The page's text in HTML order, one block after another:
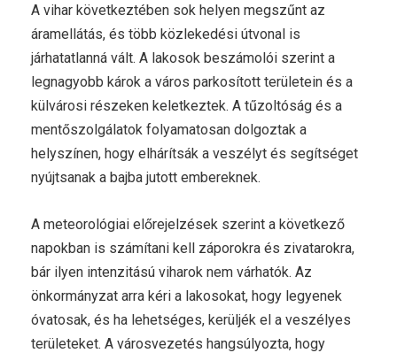
A vihar következtében sok helyen megszűnt az
áramellátás, és több közlekedési útvonal is
járhatatlanná vált. A lakosok beszámolói szerint a
legnagyobb károk a város parkosított területein és a
külvárosi részeken keletkeztek. A tűzoltóság és a
mentőszolgálatok folyamatosan dolgoztak a
helyszínen, hogy elhárítsák a veszélyt és segítséget
nyújtsanak a bajba jutott embereknek.
A meteorológiai előrejelzések szerint a következő
napokban is számítani kell záporokra és zivatarokra,
bár ilyen intenzitású viharok nem várhatók. Az
önkormányzat arra kéri a lakosokat, hogy legyenek
óvatosak, és ha lehetséges, kerüljék el a veszélyes
területeket. A városvezetés hangsúlyozta, hogy